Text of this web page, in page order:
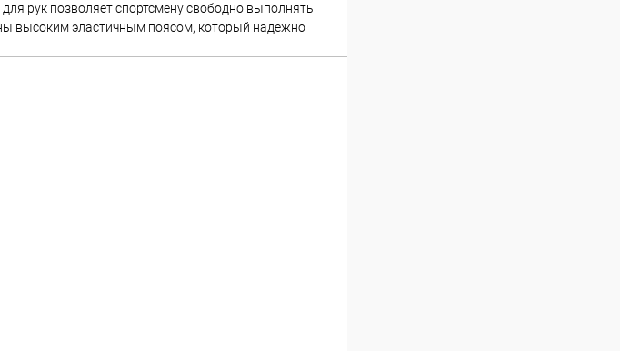
рук позволяет спортсмену свободно выполнять
высоким эластичным поясом, который надежно